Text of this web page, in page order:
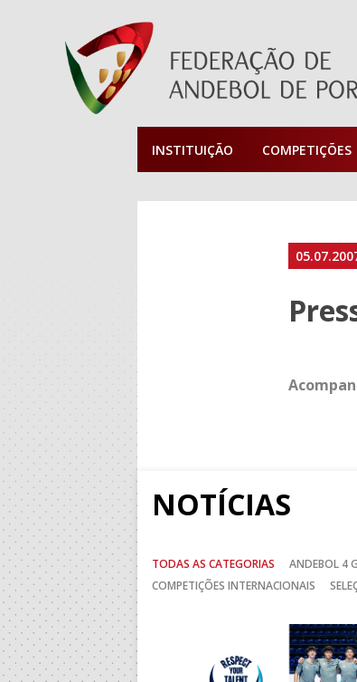
INSTITUIÇÃO COMPETIÇÕES
NOTÍCIAS
TODAS AS CATEGORIAS ANDEBOL 4
COMPETIÇÕES INTERNACIONAIS